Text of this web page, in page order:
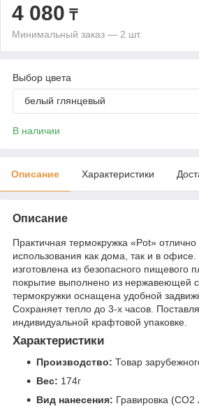
4 080 ₸
Минимальный заказ — 2 шт.
Выбор цвета
белый глянцевый
В наличии
Описание Характеристики
Описание
Практичная термокружка «Pot»
использования как дома, так и в
изготовлена из безопасного пищевого
покрытие выполнено из нержавеющей
термокружки оснащена удобной
Сохраняет тепло до 3-х часов.
индивидуальной крафтовой упаковке.
Характеристики
Производство: Товар
Вес: 174г
Вид нанесения: Гравировка (CO2